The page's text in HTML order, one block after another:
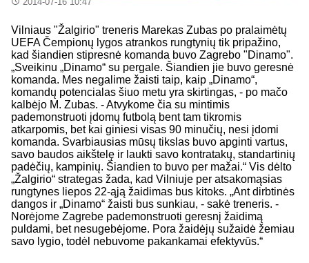
Vilniaus "Žalgirio" treneris Marekas Zubas po pralaimėtų
UEFA Čempionų lygos atrankos rungtynių tik pripažino,
kad šiandien stipresnė komanda buvo Zagrebo "Dinamo".
„Sveikinu „Dinamo“ su pergale. Šiandien jie buvo geresnė
komanda. Mes negalime žaisti taip, kaip „Dinamo“,
komandų potencialas šiuo metu yra skirtingas, - po mačo
kalbėjo M. Zubas. - Atvykome čia su mintimis
pademonstruoti įdomų futbolą bent tam tikromis
atkarpomis, bet kai giniesi visas 90 minučių, nesi įdomi
komanda. Svarbiausias mūsų tikslas buvo apginti vartus,
savo baudos aikštelę ir laukti savo kontratakų, standartinių
padėčių, kampinių. Šiandien to buvo per mažai.“ Vis dėlto
„Žalgirio“ strategas žada, kad Vilniuje per atsakomąsias
rungtynes liepos 22-ąją žaidimas bus kitoks. „Ant dirbtinės
dangos ir „Dinamo“ žaisti bus sunkiau, - sakė treneris. -
Norėjome Zagrebe pademonstruoti geresnį žaidimą
puldami, bet nesugebėjome. Pora žaidėjų sužaidė žemiau
savo lygio, todėl nebuvome pakankamai efektyvūs.“